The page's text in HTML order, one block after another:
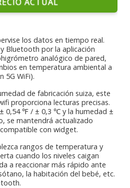
los datos en tiempo real.
Bluetooth por la aplicación
analógico de pared,
en temperatura ambiental a
5G WiFi).
de fabricación suiza, este
proporciona lecturas precisas.
0,54 ℉ / ± 0,3 ℃ y la humedad ±
se mantendrá actualizado
con widget.
rangos de temperatura y
cuando los niveles caigan
a reaccionar más rápido ante
la habitación del bebé, etc.